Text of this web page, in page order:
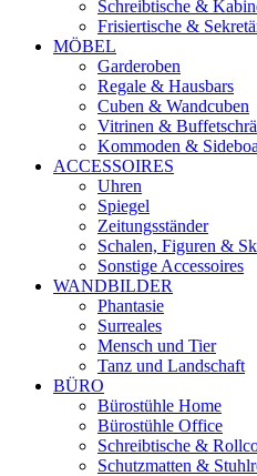
Schreibtische &
Frisiertische &
MÖBEL
Garderoben
Regale & Hausbars
Cuben & Wandcuben
Vitrinen &
Kommoden &
ACCESSOIRES
Uhren
Spiegel
Zeitungsständer
Schalen, Figuren &
Sonstige Accessoires
WANDBILDER
Phantasie
Surreales
Mensch und Tier
Tanz und Landschaft
BÜRO
Bürostühle Home
Bürostühle Office
Schreibtische &
Schutzmatten &